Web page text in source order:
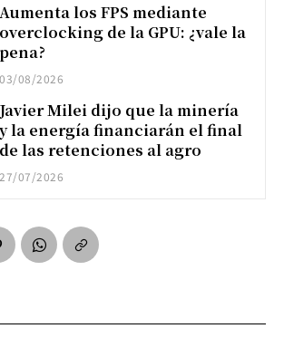
Aumenta los FPS mediante
overclocking de la GPU: ¿vale la
pena?
03/08/2026
Javier Milei dijo que la minería
y la energía financiarán el final
de las retenciones al agro
27/07/2026